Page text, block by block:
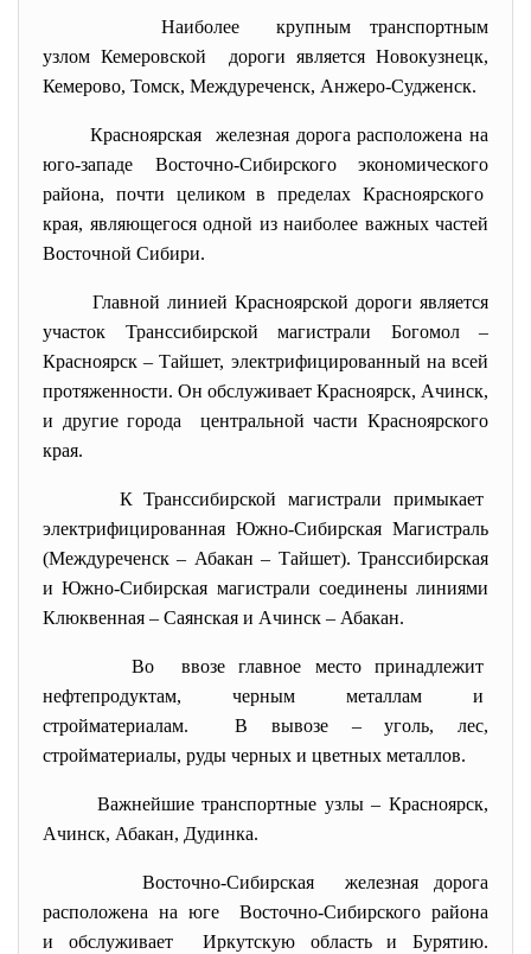
Наиболее крупным транспортным
узлом Кемеровской дороги является Новокузнецк,
Кемерово, Томск, Междуреченск, Анжеро-Судженск.
Красноярская железная дорога расположена на
юго-западе Восточно-Сибирского экономического
района, почти целиком в пределах Красноярского
края, являющегося одной из наиболее важных частей
Восточной Сибири.
Главной линией Красноярской дороги является
участок Транссибирской магистрали Богомол –
Красноярск – Тайшет, электрифицированный на всей
протяженности. Он обслуживает Красноярск, Ачинск,
и другие города центральной части Красноярского
края.
К Транссибирской магистрали примыкает
электрифицированная Южно-Сибирская Магистраль
(Междуреченск – Абакан – Тайшет). Транссибирская
и Южно-Сибирская магистрали соединены линиями
Клюквенная – Саянская и Ачинск – Абакан.
Во ввозе главное местопринадлежит
нефтепродуктам, черным металлам и
стройматериалам. В вывозе – уголь, лес,
стройматериалы, руды черных и цветных металлов.
Важнейшие транспортные узлы – Красноярск,
Ачинск, Абакан, Дудинка.
Восточно-Сибирская железная дорога
расположена на юге Восточно-Сибирского района
и обслуживает Иркутскую область и Бурятию.